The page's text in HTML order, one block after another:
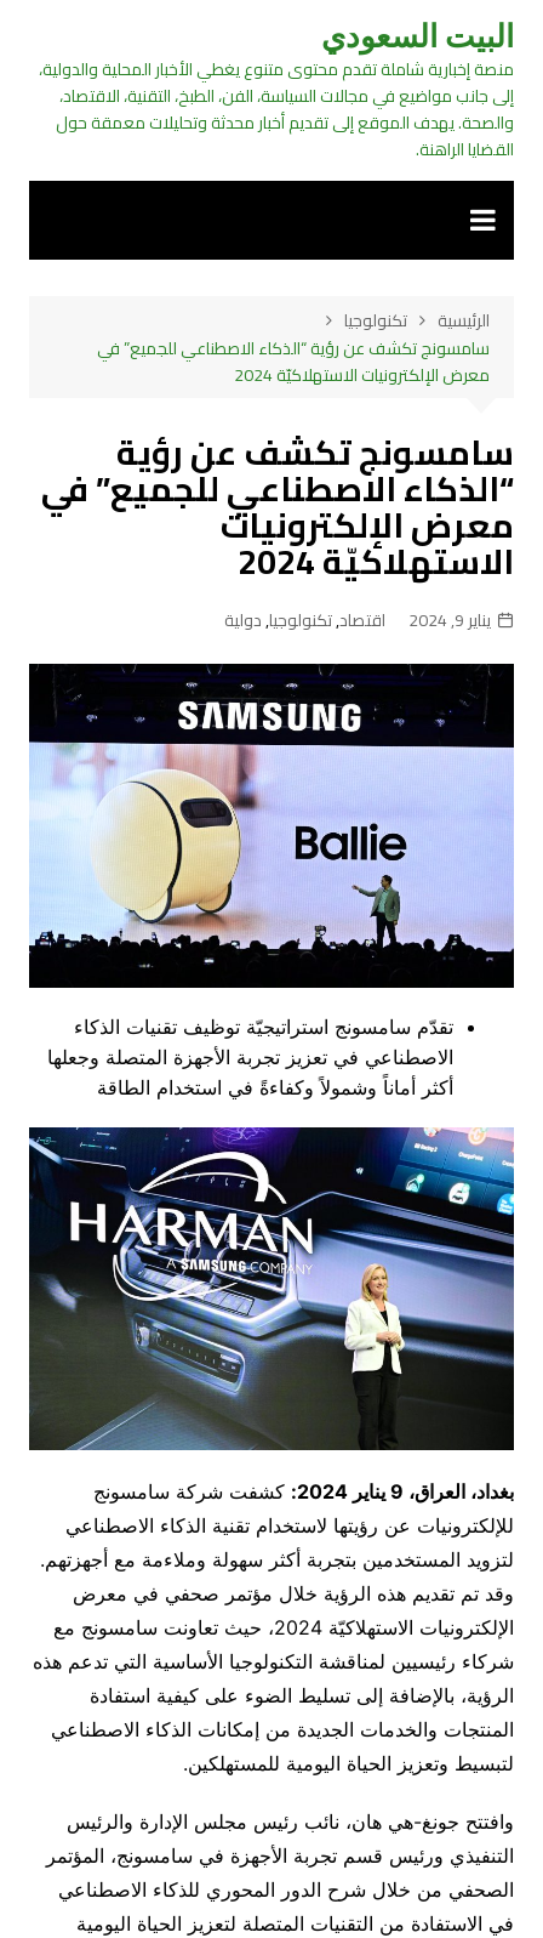
التجاوز
المحتوى
البيت السعودي
منصة إخبارية شاملة تقدم محتوى متنوع يغطي الأخبار المحلية والدولية،
إلى جانب مواضيع في مجالات السياسة، الفن، الطبخ، التقنية، الاقتصاد،
والصحة. يهدف الموقع إلى تقديم أخبار محدثة وتحليلات معمقة حول
القضايا الراهنة.
الرئيسية
تكنولوجيا
سامسونج تكشف عن رؤية “الذكاء الاصطناعي للجميع” في
معرض الإلكترونيات الاستهلاكيّة 2024
سامسونج تكشف عن رؤية
“الذكاء الاصطناعي للجميع” في
معرض الإلكترونيات
الاستهلاكيّة 2024
يناير 9, 2024 اقتصاد,تكنولوجيا,دولية
تقدّم سامسونج استراتيجيّة توظيف تقنيات الذكاء
الاصطناعي في تعزيز تجربة الأجهزة المتصلة وجعلها
أكثر أماناً وشمولاً وكفاءةً في استخدام الطاقة
بغداد، العراق، 9يناير 2024:
كشفت شركة سامسونج
للإلكترونيات عن رؤيتها لاستخدام تقنية الذكاء الاصطناعي
لتزويد المستخدمين بتجربة أكثر سهولة وملاءمة مع أجهزتهم.
وقد تم تقديم هذه الرؤية خلال مؤتمر صحفي في معرض
الإلكترونيات الاستهلاكيّة 2024، حيث تعاونت سامسونج مع
شركاء رئيسيين لمناقشة التكنولوجيا الأساسية التي تدعم هذه
الرؤية، بالإضافة إلى تسليط الضوء على كيفية استفادة
المنتجات والخدمات الجديدة من إمكانات الذكاء الاصطناعي
لتبسيط وتعزيز الحياة اليومية للمستهلكين.
وافتتح جونغ-هي هان، نائب رئيس مجلس الإدارة والرئيس
التنفيذي ورئيس قسم تجربة الأجهزة في سامسونج، المؤتمر
الصحفي من خلال شرح الدور المحوري للذكاء الاصطناعي
في الاستفادة من التقنيات المتصلة لتعزيز الحياة اليومية